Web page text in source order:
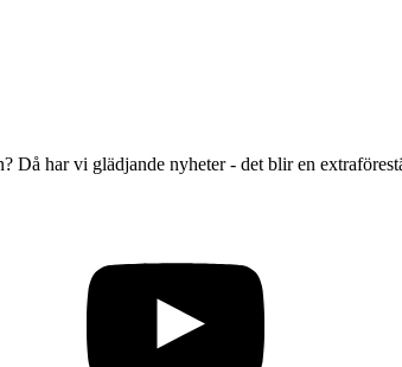
har vi glädjande nyheter - det blir en